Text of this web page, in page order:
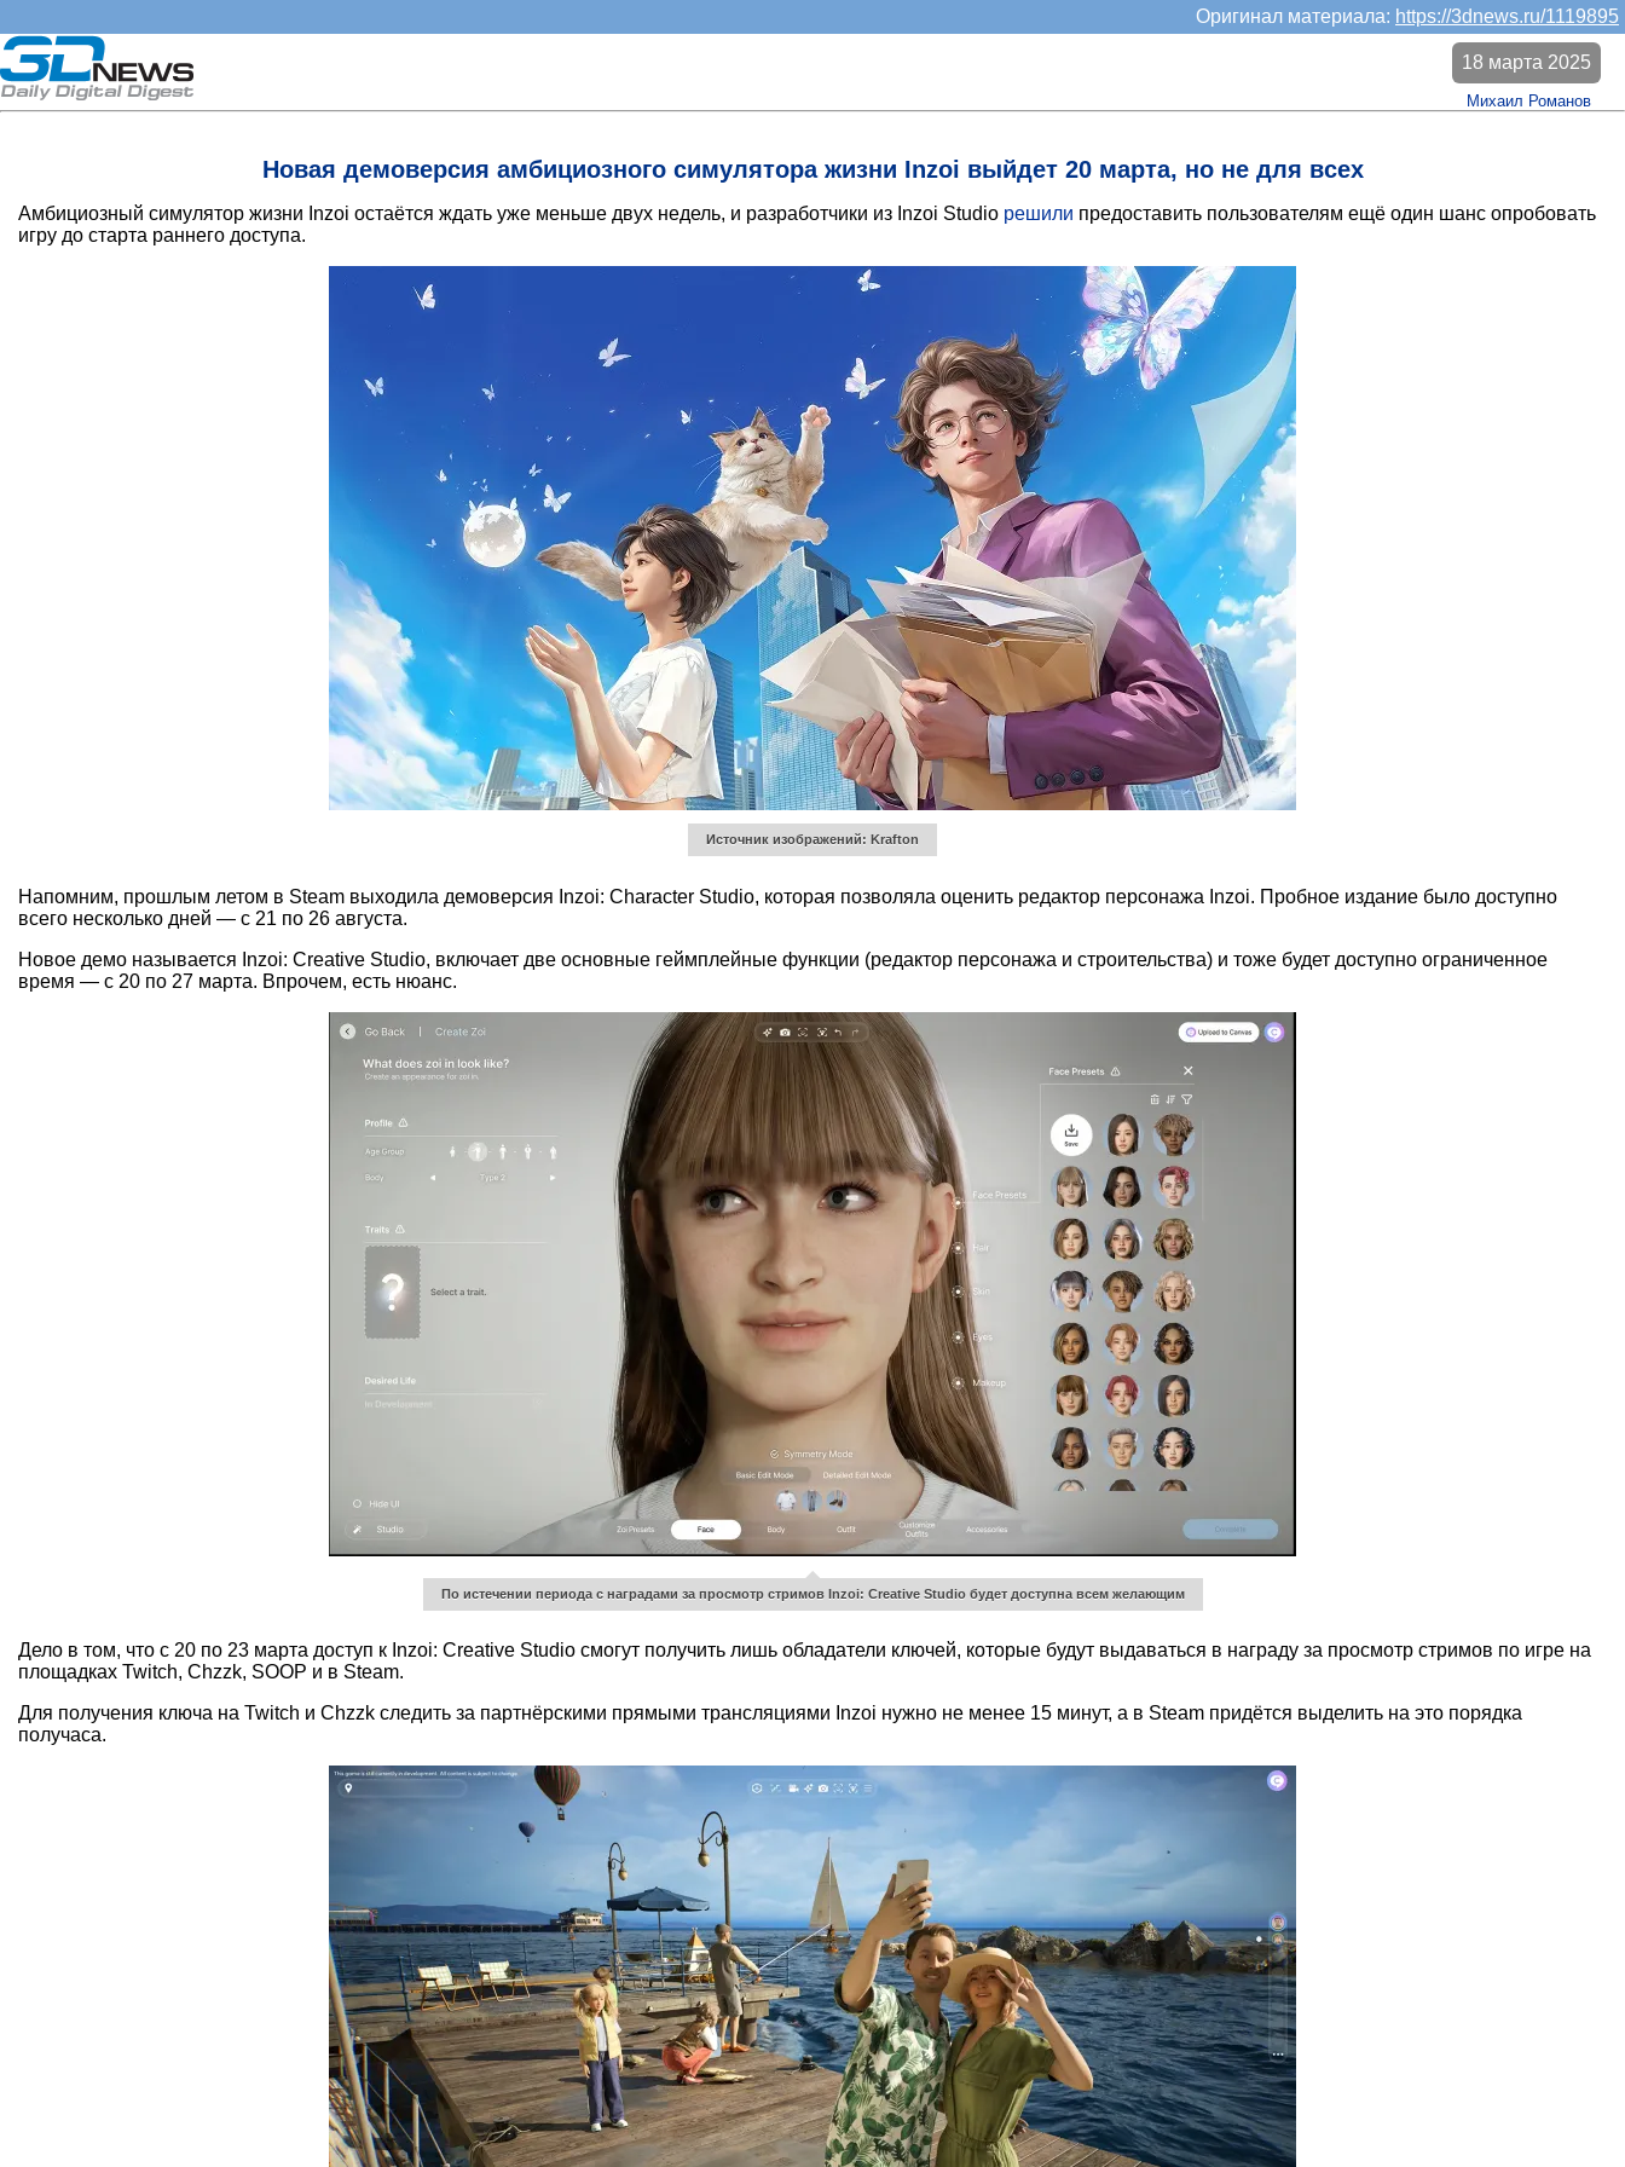
Оригинал материала: https://3dnews.ru/1119895
Новая демоверсия амбициозного симулятора жизни Inzoi выйдет 20 марта, но не для всех
18 марта 2025
Михаил Романов
Амбициозный симулятор жизни Inzoi остаётся ждать уже меньше двух недель, и разработчики из Inzoi Studio решили предоставить пользователям ещё один шанс опробовать
игру до старта раннего доступа.
Источник изображений: Krafton
Напомним, прошлым летом в Steam выходила демоверсия Inzoi: Character Studio, которая позволяла оценить редактор персонажа Inzoi. Пробное издание было доступно
всего несколько дней — с 21 по 26 августа.
Новое демо называется Inzoi: Creative Studio, включает две основные геймплейные функции (редактор персонажа и строительства) и тоже будет доступно ограниченное
время — с 20 по 27 марта. Впрочем, есть нюанс.
По истечении периода с наградами за просмотр стримов Inzoi: Creative Studio будет доступна всем желающим
Дело в том, что с 20 по 23 марта доступ к Inzoi: Creative Studio смогут получить лишь обладатели ключей, которые будут выдаваться в награду за просмотр стримов по игре на
площадках Twitch, Chzzk, SOOP и в Steam.
Для получения ключа на Twitch и Chzzk следить за партнёрскими прямыми трансляциями Inzoi нужно не менее 15 минут, а в Steam придётся выделить на это порядка
получаса.